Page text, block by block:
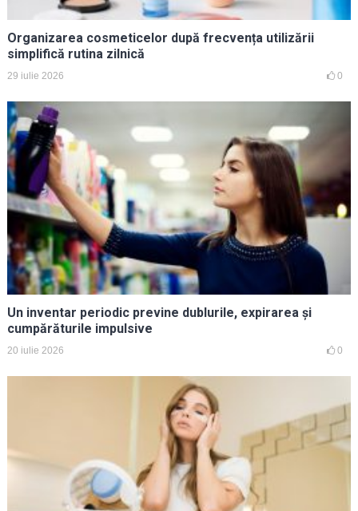
Organizarea cosmeticelor după frecvența utilizării
simplifică rutina zilnică
29 iulie 2026 0
Un inventar periodic previne dublurile, expirarea și
cumpărăturile impulsive
20 iulie 2026 0